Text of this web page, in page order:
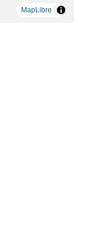
MapLibre